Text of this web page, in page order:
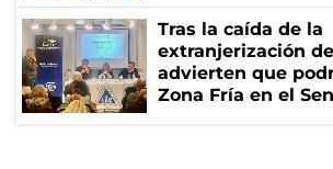
Tras la caída de la
extranjerización
advierten que
Zona Fría en el